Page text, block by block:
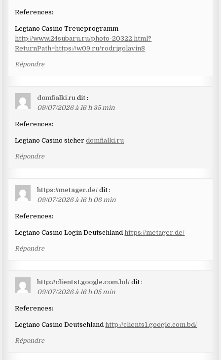
References:
Legiano Casino Treueprogramm
http://www.24subaru.ru/photo-20322.html?
ReturnPath=https://w09.ru/rodrigolavin8
Répondre
domfialki.ru dit :
09/07/2026 à 16 h 35 min
References:
Legiano Casino sicherdomfialki.ru
Répondre
https://metager.de/ dit :
09/07/2026 à 16 h 06 min
References:
Legiano Casino Login Deutschlandhttps://metager.de/
Répondre
http://clients1.google.com.bd/ dit :
09/07/2026 à 16 h 05 min
References:
Legiano Casino Deutschland http://clients1.google.com.bd/
Répondre